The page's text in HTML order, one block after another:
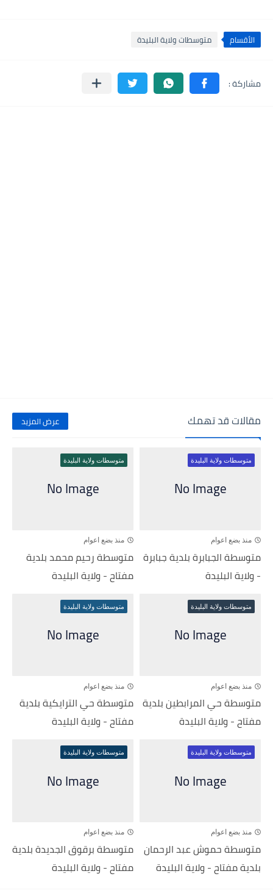
الأقسام متوسطات ولاية البليدة
مقالات قد تهمك عرض المزيد
متوسطات ولاية البليدة
منذ بضع اعوام
متوسطة الجبابرة بلدية جبابرة
- ولاية البليدة
متوسطات ولاية البليدة
منذ بضع اعوام
متوسطة رحيم محمد بلدية
مفتاح - ولاية البليدة
متوسطات ولاية البليدة
منذ بضع اعوام
متوسطة حي المرابطين بلدية
مفتاح - ولاية البليدة
متوسطات ولاية البليدة
منذ بضع اعوام
متوسطة حي الترايكية بلدية
مفتاح - ولاية البليدة
متوسطات ولاية البليدة
منذ بضع اعوام
متوسطة حموش عبد الرحمان
بلدية مفتاح - ولاية البليدة
متوسطات ولاية البليدة
منذ بضع اعوام
متوسطة برقوق الجديدة بلدية
مفتاح - ولاية البليدة